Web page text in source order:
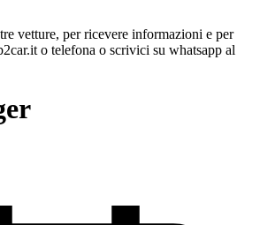
vetture, per ricevere informazioni e per
o telefona o scrivici su whatsapp al